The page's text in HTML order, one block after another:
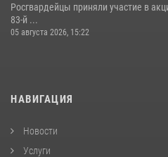
Росгвардейцы приняли участие в
83‑й ...
05 августа 2026, 15:22
НАВИГАЦИЯ
Новости
Услуги